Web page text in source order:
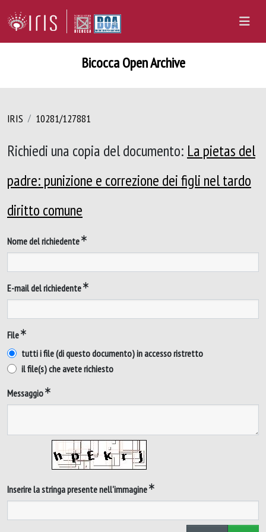
Bicocca Open Archive
IRIS 10281/127881
Richiedi una copia del documento: La pietas del
padre: punizione e correzione dei figli nel tardo
diritto comune
Nome del richiedente
E-mail del richiedente
File
tutti i file (di questo documento) in accesso ristretto
il file(s) che avete richiesto
Messaggio
Inserire la stringa presente nell'immagine